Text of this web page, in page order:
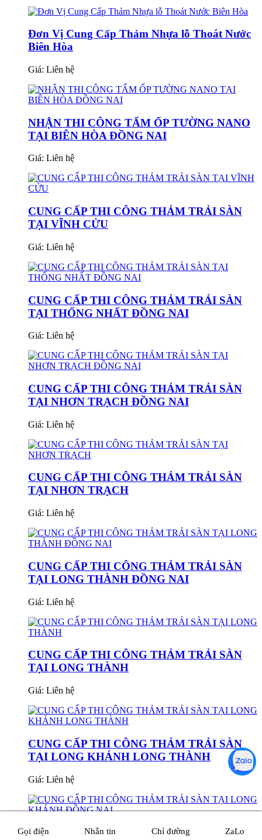
Đơn Vị Cung Cấp Thảm Nhựa lỗ Thoát Nước
Biên Hòa
Giá: Liên hệ
NHẬN THI CÔNG TẤM ỐP TƯỜNG NANO
TẠI BIÊN HÒA ĐỒNG NAI
Giá: Liên hệ
CUNG CẤP THI CÔNG THẢM TRẢI SÀN
TẠI VĨNH CỬU
Giá: Liên hệ
CUNG CẤP THI CÔNG THẢM TRẢI SÀN
TẠI THỐNG NHẤT ĐỒNG NAI
Giá: Liên hệ
CUNG CẤP THI CÔNG THẢM TRẢI SÀN
TẠI NHƠN TRẠCH ĐỒNG NAI
Giá: Liên hệ
CUNG CẤP THI CÔNG THẢM TRẢI SÀN
TẠI NHƠN TRẠCH
Giá: Liên hệ
CUNG CẤP THI CÔNG THẢM TRẢI SÀN
TẠI LONG THÀNH ĐỒNG NAI
Giá: Liên hệ
CUNG CẤP THI CÔNG THẢM TRẢI SÀN
TẠI LONG THÀNH
Giá: Liên hệ
CUNG CẤP THI CÔNG THẢM TRẢI SÀN
TẠI LONG KHÁNH LONG THÀNH
Giá: Liên hệ
CUNG CẤP THI CÔNG THẢM TRẢI SÀN
Gọi điện Nhắn tin Chỉ đường ZaLo